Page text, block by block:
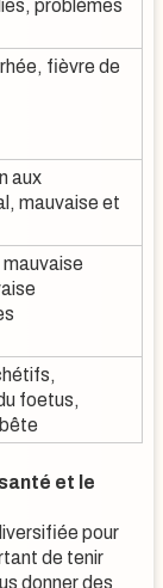
problèmes
fièvre de
aux
mauvaise et
foetus,
et le
pour
de tenir
donner des